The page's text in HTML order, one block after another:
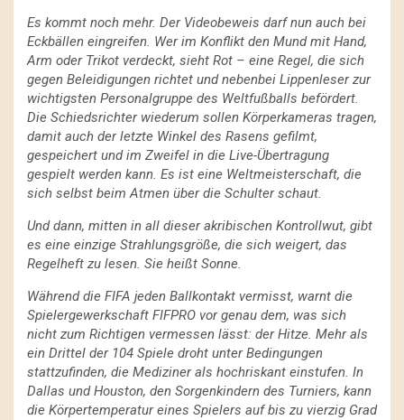
Es kommt noch mehr. Der Videobeweis darf nun auch bei
Eckbällen eingreifen. Wer im Konflikt den Mund mit Hand,
Arm oder Trikot verdeckt, sieht Rot – eine Regel, die sich
gegen Beleidigungen richtet und nebenbei Lippenleser zur
wichtigsten Personalgruppe des Weltfußballs befördert.
Die Schiedsrichter wiederum sollen Körperkameras tragen,
damit auch der letzte Winkel des Rasens gefilmt,
gespeichert und im Zweifel in die Live-Übertragung
gespielt werden kann. Es ist eine Weltmeisterschaft, die
sich selbst beim Atmen über die Schulter schaut.
Und dann, mitten in all dieser akribischen Kontrollwut, gibt
es eine einzige Strahlungsgröße, die sich weigert, das
Regelheft zu lesen. Sie heißt Sonne.
Während die FIFA jeden Ballkontakt vermisst, warnt die
Spielergewerkschaft FIFPRO vor genau dem, was sich
nicht zum Richtigen vermessen lässt: der Hitze. Mehr als
ein Drittel der 104 Spiele droht unter Bedingungen
stattzufinden, die Mediziner als hochriskant einstufen. In
Dallas und Houston, den Sorgenkindern des Turniers, kann
die Körpertemperatur eines Spielers auf bis zu vierzig Grad